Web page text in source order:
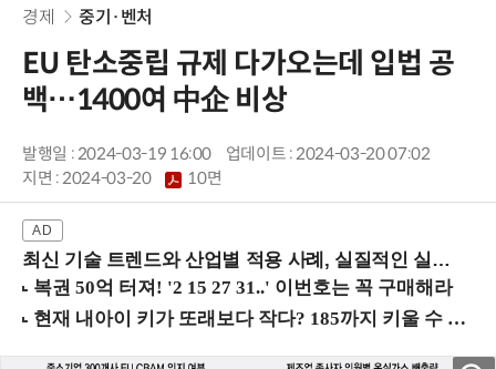
경제 중기·벤처
EU 탄소중립 규제 다가오는데 입법 공
백…1400여 中企 비상
발행일 : 2024-03-19 16:00
업데이트 : 2024-03-20 07:02
지면 :2024-03-20 10면
최신 기술 트렌드와 산업별 적용 사례, 실질적인 실행 전략을 공유 (9/18 양재역)